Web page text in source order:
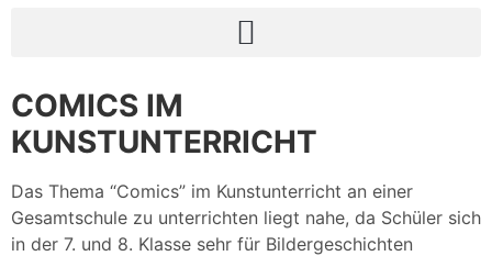
COMICS IM
KUNSTUNTERRICHT
Das Thema “Comics” im Kunstunterricht an einer
Gesamtschule zu unterrichten liegt nahe, da Schüler sich
in der 7. und 8. Klasse sehr für Bildergeschichten